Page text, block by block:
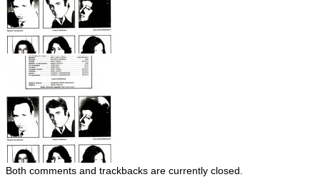
Both comments and trackbacks are currently closed.